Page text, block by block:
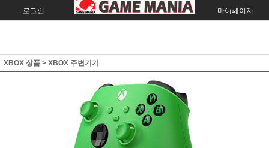
로그인 회원가입 주문조회 마이페이지
XBOX 상품 > XBOX 주변기기